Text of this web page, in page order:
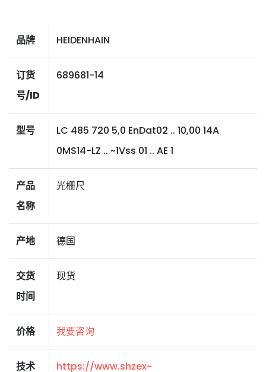
品牌 HEIDENHAIN
订货
号/ID
689681-14
型号
LC 485 720 5,0 EnDat02 .. 10,00 14A
0MS14-LZ .. ~1Vss 01 .. AE 1
产品
名称
光栅尺
产地 德国
交货
时间
现货
价格 我要咨询
技术
https://www.shzex-